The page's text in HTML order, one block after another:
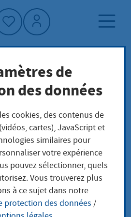
un service
für eine
beantragen
für
de
des données
cookies, des contenus de
cartes), JavaScript et
similaires pour
votre expérience
pouvez sélectionner, quels
Vous trouverez plus
à ce sujet dans notre
protection des données /